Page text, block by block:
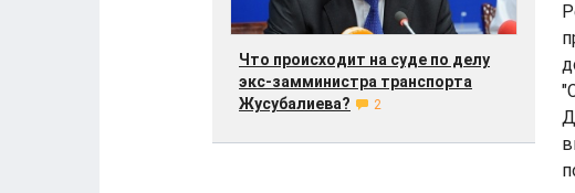
Что происходит на суде по делу
экс-замминистра транспорта
Жусубалиева?
2